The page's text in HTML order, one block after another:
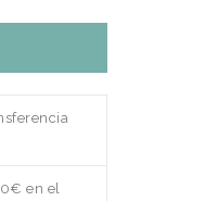
en el